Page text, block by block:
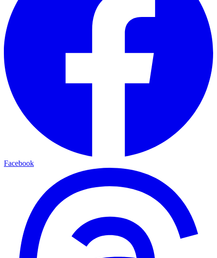
Facebook